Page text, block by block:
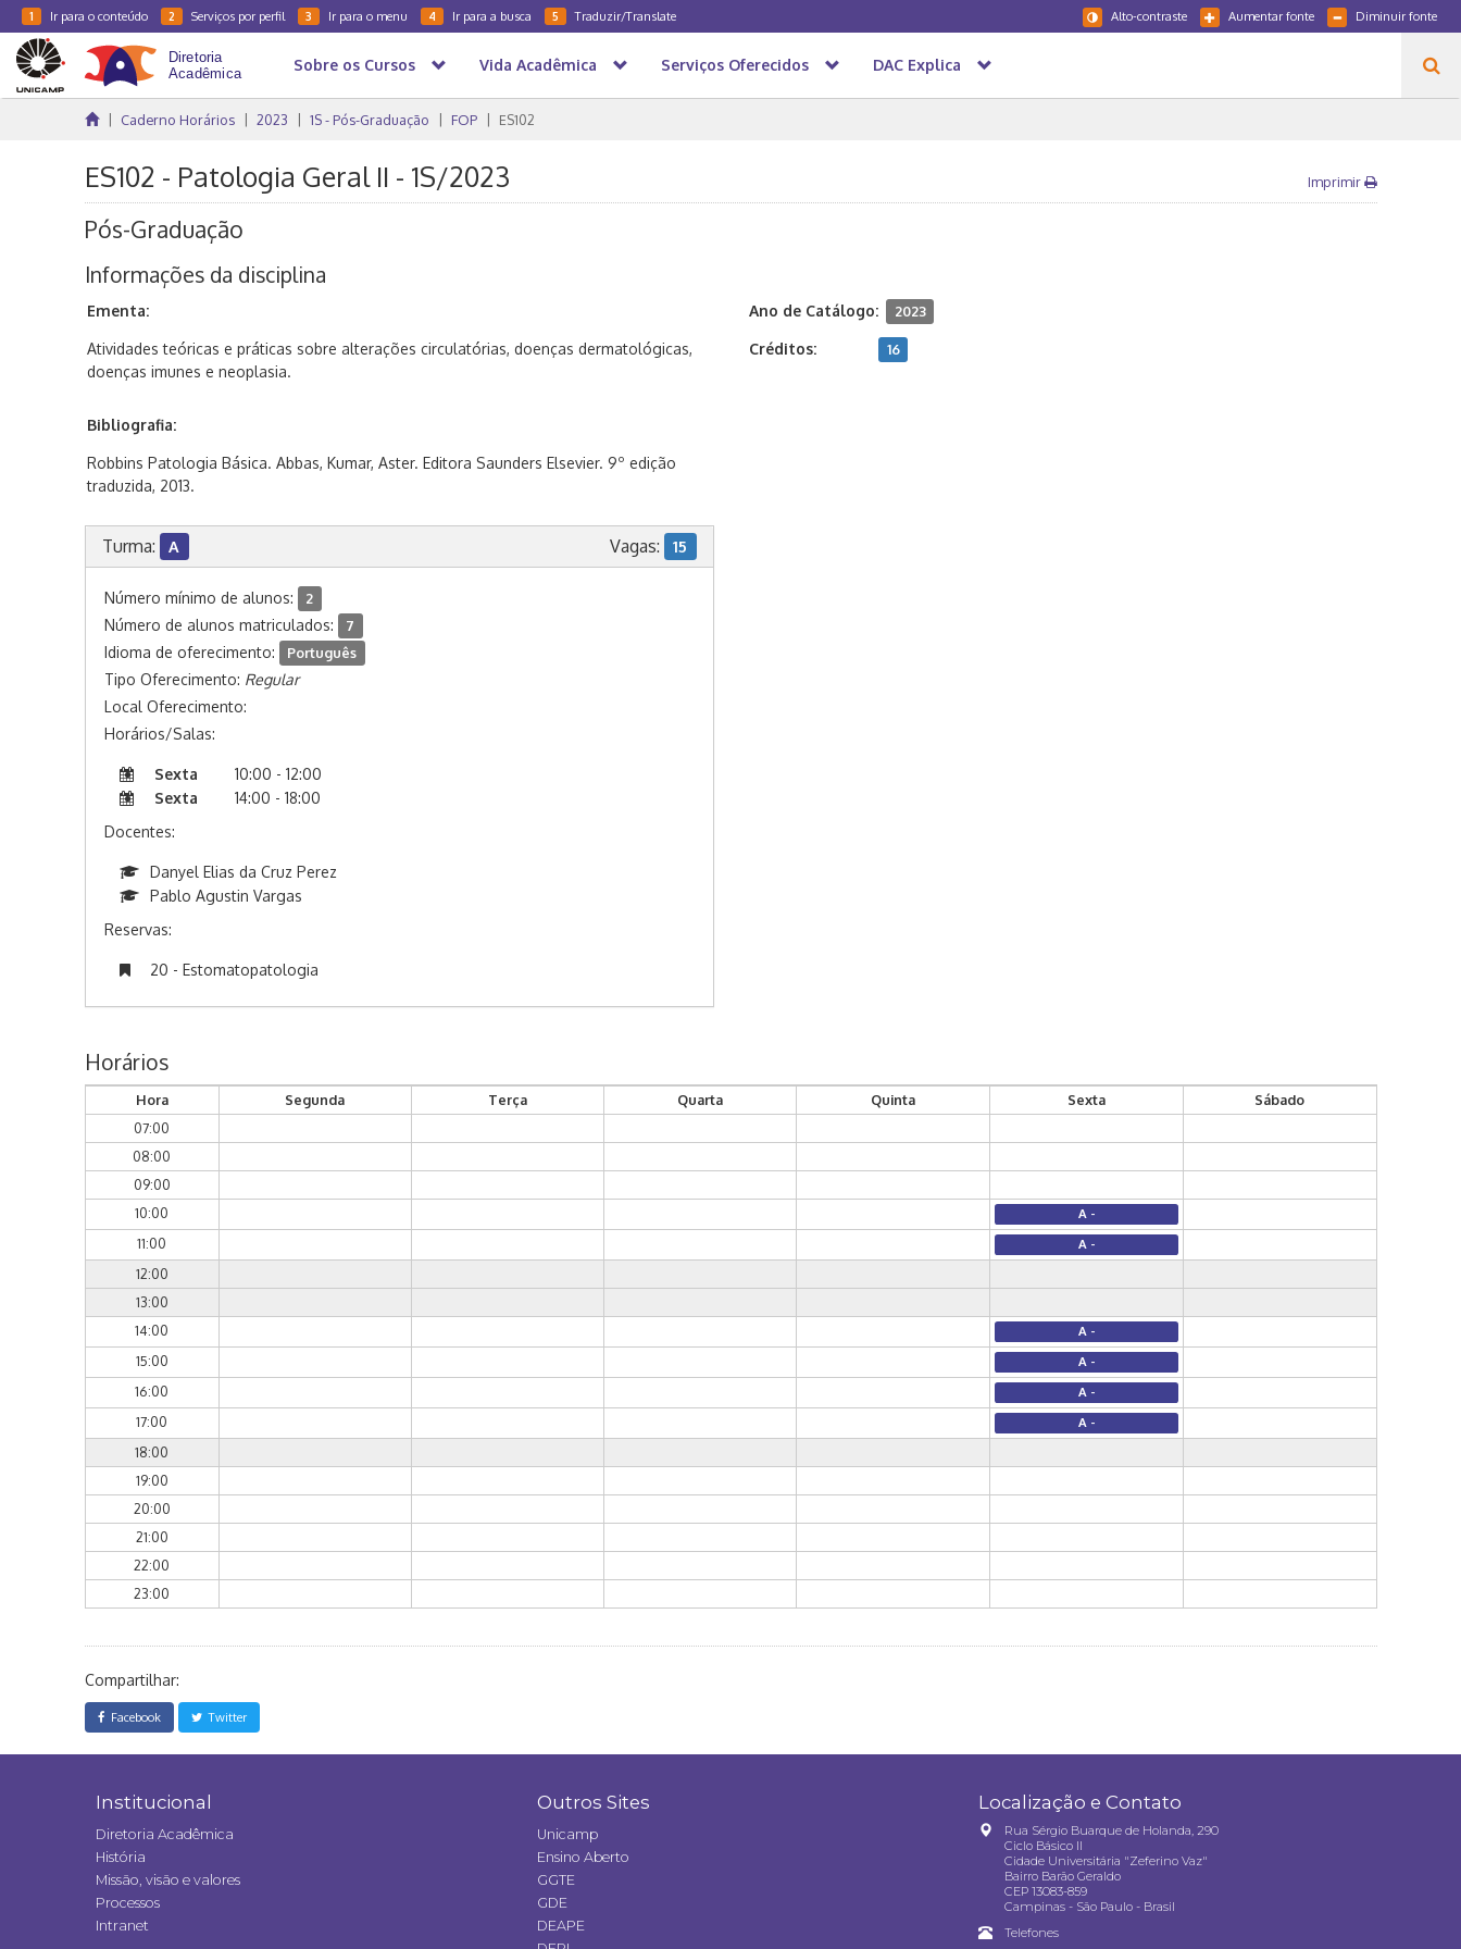
1 Ir para o conteúdo 2 Serviços por perfil 3 Ir para o menu 4 Ir para a busca 5 Traduzir/Translate Diminuir fonte
Aumentar fonte
Alto-contraste
Sobre os Cursos Vida Acadêmica Serviços Oferecidos DAC Explica
Caderno Horários 2023 1S - Pós-Graduação FOP ES102
ES102 - Patologia Geral II - 1S/2023 Imprimir
Pós-Graduação
Informações da disciplina
Ementa:
Atividades teóricas e práticas sobre alterações circulatórias, doenças dermatológicas,
doenças imunes e neoplasia.
Bibliografia:
Robbins Patologia Básica. Abbas, Kumar, Aster. Editora Saunders Elsevier. 9º edição
traduzida, 2013.
Ano de Catálogo: 2023
Créditos: 16
Turma: A Vagas: 15
Número mínimo de alunos: 2
Número de alunos matriculados: 7
Idioma de oferecimento: Português
Tipo Oferecimento: Regular
Local Oferecimento:
Horários/Salas:
Sexta
10:00 - 12:00
Sexta
14:00 - 18:00
Docentes:
Danyel Elias da Cruz Perez
Pablo Agustin Vargas
Reservas:
20 - Estomatopatologia
Horários
Hora Segunda Terça Quarta Quinta Sexta
Sábado
07:00
08:00
09:00
10:00
A -
11:00 A -
12:00
13:00
14:00
A -
15:00 A -
16:00 A -
17:00 A -
18:00
19:00
20:00
21:00
22:00
23:00
Compartilhar:
Facebook Twitter
Institucional
Diretoria Acadêmica
História
Missão, visão e valores
Processos
Intranet
Outros Sites
Unicamp
Ensino Aberto
GGTE
GDE
DEAPE
Localização e Contato
Rua Sérgio Buarque de Holanda, 290
Ciclo Básico II
Cidade Universitária "Zeferino Vaz"
Bairro Barão Geraldo
CEP 13083-859
Campinas - São Paulo - Brasil
Telefones